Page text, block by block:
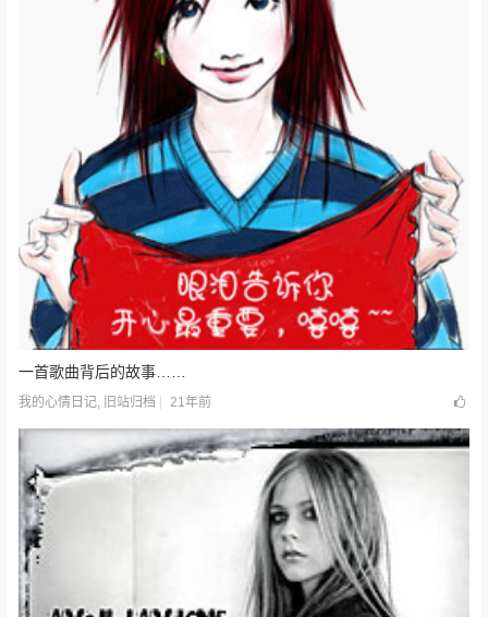
一首歌曲背后的故事……
我的心情日记, 旧站归档 21年前